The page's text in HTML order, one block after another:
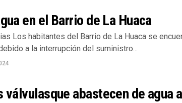
en el Barrio de La Huaca
Los habitantes del Barrio de La Huaca se
a la interrupción del suministro...
válvulasque abastecen de agua a